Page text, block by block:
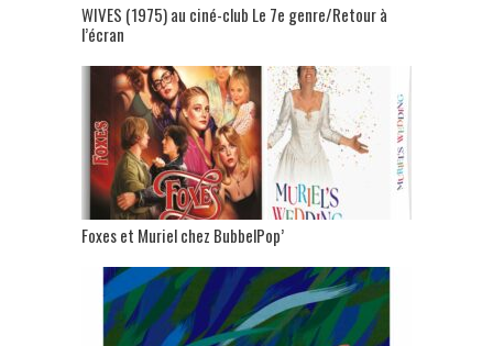
WIVES (1975) au ciné-club Le 7e genre/Retour à
l’écran
Foxes et Muriel chez BubbelPop’